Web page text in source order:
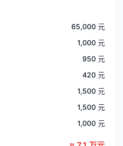
65,000 元
1,000 元
950 元
420 元
1,500 元
1,500 元
1,000 元